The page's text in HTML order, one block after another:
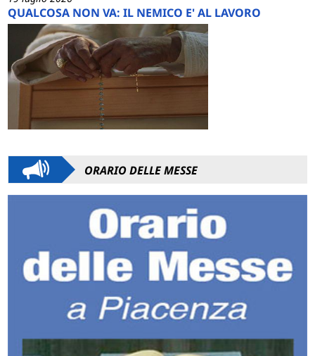
QUALCOSA NON VA: IL NEMICO E' AL LAVORO
ORARIO DELLE MESSE